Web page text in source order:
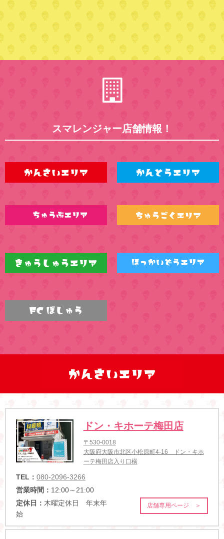
スマレンジャー店舗情報！
ドン・キホーテ梅田店
〒530-0018
大阪府大阪市北区小松原町4-16 ドン・キホ
ーテ梅田店入り口横
TEL： 080-2096-3266
営業時間： 12:00～21:00
定休日： 木曜定休日 年末年
始
店舗専用ページ ＞